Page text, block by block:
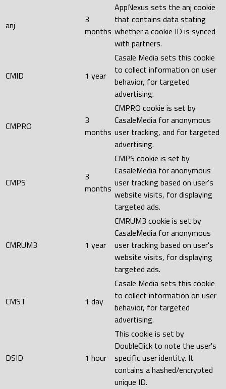
anj
3
months
AppNexus sets the anj cookie
that contains data stating
whether a cookie ID is synced
with partners.
CMID 1 year
Casale Media sets this cookie
to collect information on user
behavior, for targeted
advertising.
CMPRO
3
months
CMPRO cookie is set by
CasaleMedia for anonymous
user tracking, and for targeted
advertising.
CMPS
3
months
CMPS cookie is set by
CasaleMedia for anonymous
user tracking based on user's
website visits, for displaying
targeted ads.
CMRUM3 1 year
CMRUM3 cookie is set by
CasaleMedia for anonymous
user tracking based on user's
website visits, for displaying
targeted ads.
CMST 1 day
Casale Media sets this cookie
to collect information on user
behavior, for targeted
advertising.
DSID 1 hour
This cookie is set by
DoubleClick to note the user's
specific user identity. It
contains a hashed/encrypted
unique ID.